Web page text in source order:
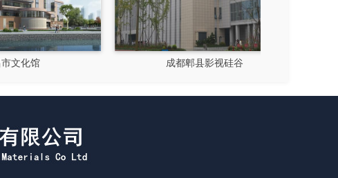
成都郫县影视硅谷